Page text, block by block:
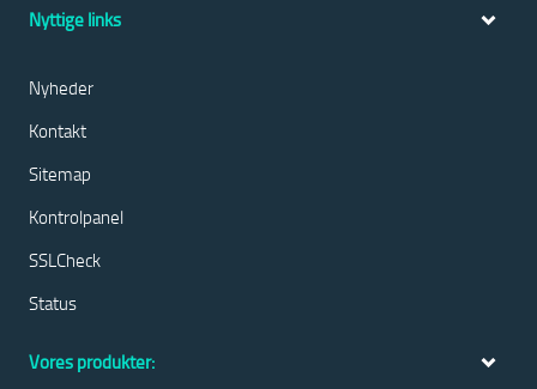
Nyttige links
Nyheder
Kontakt
Sitemap
Kontrolpanel
SSLCheck
Status
Vores produkter: